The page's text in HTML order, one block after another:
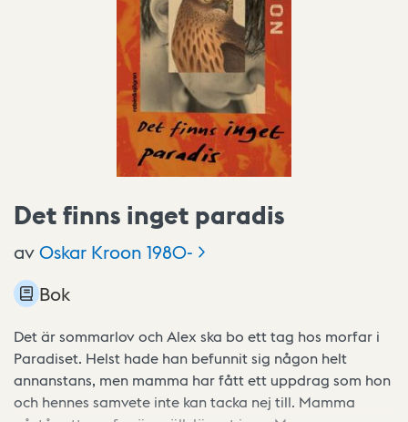
Det finns inget paradis
avOskar Kroon 1980-
Bok
Det är sommarlov och Alex ska bo ett tag hos morfar i
Paradiset. Helst hade han befunnit sig någon helt
annanstans, men mamma har fått ett uppdrag som hon
och hennes samvete inte kan tacka nej till. Mamma